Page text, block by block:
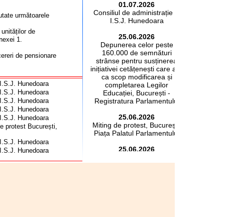
01.07.2026
Consiliul de administrație al
I.S.J. Hunedoara
25.06.2026
Depunerea celor peste
160.000 de semnături
strânse pentru susținerea
inițiativei cetățenești care are
ca scop modificarea și
completarea Legilor
Educației, București -
Registratura Parlamentului
25.06.2026
Miting de protest, București,
Piața Palatul Parlamentului
25.06.2026
I.S.J. Hunedoara
următoarele
unităților de
1.
de pensionare
plângerea
cadru didactic
concursului
de merit
privind
pentru
– iunie 2026, cu o
raportat la
elev calculat,
Hunedoara
Hunedoara
Hunedoara
Hunedoara
Hunedoara
protest București, 17
Hunedoara
Hunedoara